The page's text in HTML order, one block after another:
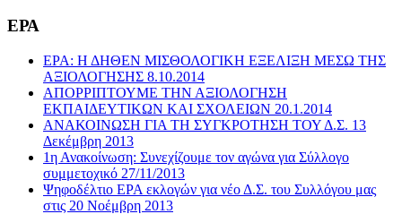
ΕΡΑ
ΕΡΑ: Η ΔΗΘΕΝ ΜΙΣΘΟΛΟΓΙΚΗ ΕΞΕΛΙΞΗ ΜΕΣΩ ΤΗΣ
ΑΞΙΟΛΟΓΗΣΗΣ 8.10.2014
ΑΠΟΡΡΙΠΤΟΥΜΕ ΤΗΝ ΑΞΙΟΛΟΓΗΣΗ
ΕΚΠΑΙΔΕΥΤΙΚΩΝ ΚΑΙ ΣΧΟΛΕΙΩΝ 20.1.2014
ΑΝΑΚΟΙΝΩΣΗ ΓΙΑ ΤΗ ΣΥΓΚΡΟΤΗΣΗ ΤΟΥ Δ.Σ. 13
Δεκέμβρη 2013
1η Ανακοίνωση: Συνεχίζουμε τον αγώνα για Σύλλογο
συμμετοχικό 27/11/2013
Ψηφοδέλτιο ΕΡΑ εκλογών για νέο Δ.Σ. του Συλλόγου μας
στις 20 Νοέμβρη 2013